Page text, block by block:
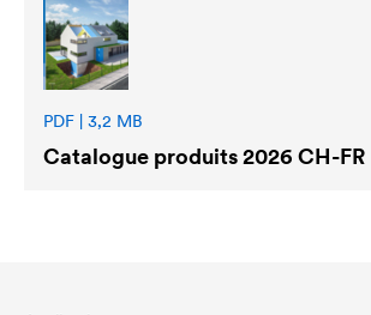
PDF | 3,2 MB
Catalogue produits 2026 CH-FR